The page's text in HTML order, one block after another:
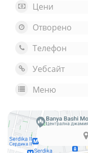
Цени
Отворено
Телефон
Уебсайт
Меню